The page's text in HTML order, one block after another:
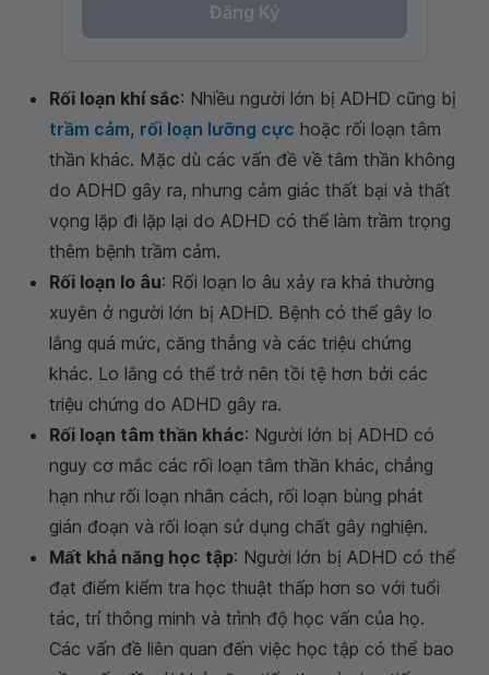
Đăng Ký
Rối loạn khí sắc: Nhiều người lớn bị ADHD cũng bị
trầm cảm, rối loạn lưỡng cực hoặc rối loạn tâm
thần khác. Mặc dù các vấn đề về tâm thần không
do ADHD gây ra, nhưng cảm giác thất bại và thất
vọng lặp đi lặp lại do ADHD có thể làm trầm trọng
thêm bệnh trầm cảm.
Rối loạn lo âu: Rối loạn lo âu xảy ra khá thường
xuyên ở người lớn bị ADHD. Bệnh có thể gây lo
lắng quá mức, căng thẳng và các triệu chứng
khác. Lo lắng có thể trở nên tồi tệ hơn bởi các
triệu chứng do ADHD gây ra.
Rối loạn tâm thần khác: Người lớn bị ADHD có
nguy cơ mắc các rối loạn tâm thần khác, chẳng
hạn như rối loạn nhân cách, rối loạn bùng phát
gián đoạn và rối loạn sử dụng chất gây nghiện.
Mất khả năng học tập: Người lớn bị ADHD có thể
đạt điểm kiểm tra học thuật thấp hơn so với tuổi
tác, trí thông minh và trình độ học vấn của họ.
Các vấn đề liên quan đến việc học tập có thể bao